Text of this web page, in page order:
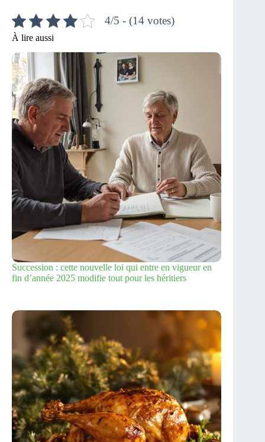
4/5 - (14 votes)
À lire aussi
Succession : cette nouvelle loi qui entre en vigueur en
fin d’année 2025 modifie tout pour les héritiers